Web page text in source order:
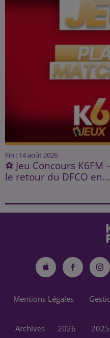
Fin : 14 août 2026
⚽ Jeu Concours
le retour du DFCO en...
Mentions Légales
Archives 2026 2025